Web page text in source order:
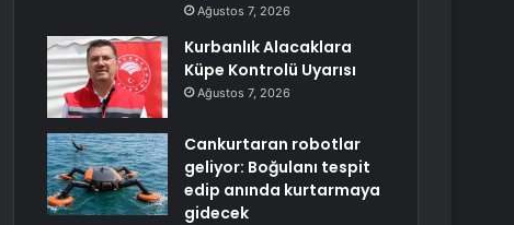
Ağustos 7, 2026
Kurbanlık Alacaklara
Küpe Kontrolü Uyarısı
Ağustos 7, 2026
Cankurtaran robotlar
geliyor: Boğulanı tespit
edip anında kurtarmaya
gidecek